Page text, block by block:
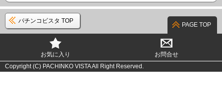
パチンコビスタ TOP
PAGE TOP
お気に入り
お問合せ
Copyright (C) PACHINKO VISTA All Right Reserved.